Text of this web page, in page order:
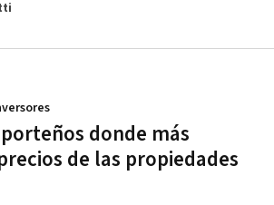
donde más
de las propiedades